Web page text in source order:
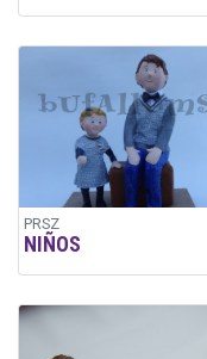
PRSZ
NIÑOS